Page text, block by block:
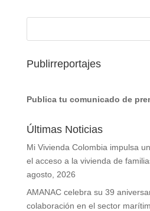
Publirreportajes
Publica tu comunicado de
Últimas Noticias
Mi Vivienda Colombia impulsa
el acceso a la vivienda de
agosto, 2026
AMANAC celebra su 39
colaboración en el sector